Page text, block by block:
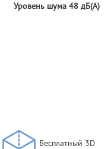
Уровень шума 48 дБ(А)
Бесплатный 3D